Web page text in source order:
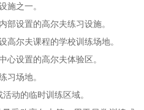
施之一。
部设置的高尔夫练习设施。
高尔夫课程的学校训练场地。
心设置的高尔夫体验区。
习场地。
动的临时训练区域。